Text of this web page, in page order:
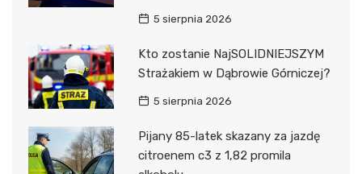
5 sierpnia 2026
Kto zostanie NajSOLIDNIEJSZYM
Strażakiem w Dąbrowie Górniczej?
5 sierpnia 2026
Pijany 85-latek skazany za jazdę
citroenem c3 z 1,82 promila